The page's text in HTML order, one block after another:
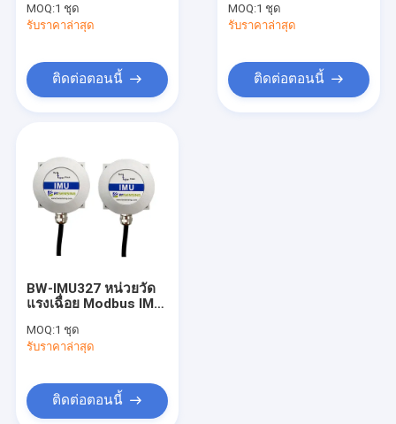
หน่วยวัดแรงเฉื่อย IMU
เซ็นเซอร์ความสั่นสะเทือนมาตรความเร่ง
ไฟเบอร์ออปติกไจโรสโคป
ชิปเซ็นเซอร์ไจโรสโคป
ชิปมาตรความเร่ง
คนอื่น
MOQ:1 ชุด
รับราคาล่าสุด
ติดต่อตอนนี้
เป็นทางเลือก
MOQ:1 ชุด
รับราคาล่าสุด
ติดต่อตอนนี้
BW-IMU327 หน่วยวัด
แรงเฉื่อย Modbus IMU
ทางเลือก
MOQ:1 ชุด
รับราคาล่าสุด
ติดต่อตอนนี้